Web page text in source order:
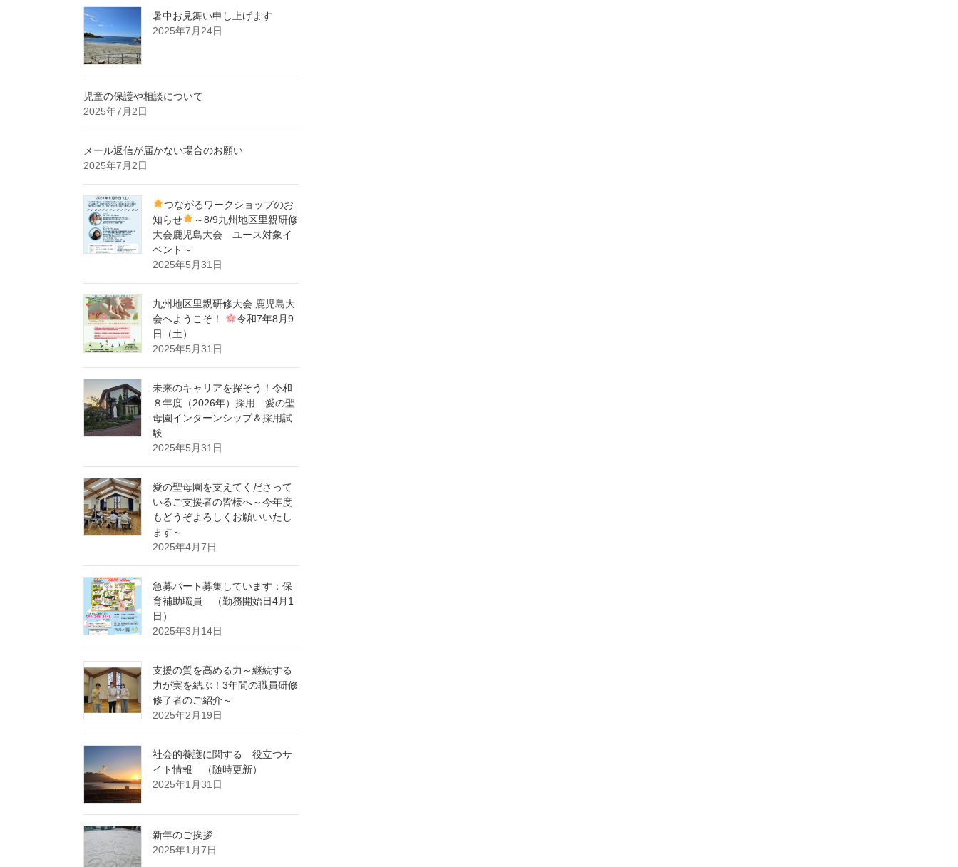
暑中お見舞い申し上げます
2025年7月24日
児童の保護や相談について
2025年7月2日
メール返信が届かない場合のお願い
2025年7月2日
つながるワークショップのお
知らせ
～8/9九州地区里親研修
大会鹿児島大会 ユース対象イ
ベント～
2025年5月31日
九州地区里親研修大会 鹿児島大
会へようこそ！
令和7年8月9
日（土）
2025年5月31日
未来のキャリアを探そう！令和
８年度（2026年）採用 愛の聖
母園インターンシップ＆採用試
験
2025年5月31日
愛の聖母園を支えてくださって
いるご支援者の皆様へ～今年度
もどうぞよろしくお願いいたし
ます～
2025年4月7日
急募パート募集しています：保
育補助職員 （勤務開始日4月1
日）
2025年3月14日
支援の質を高める力～継続する
力が実を結ぶ！3年間の職員研修
修了者のご紹介～
2025年2月19日
社会的養護に関する 役立つサ
イト情報 （随時更新）
2025年1月31日
新年のご挨拶
2025年1月7日